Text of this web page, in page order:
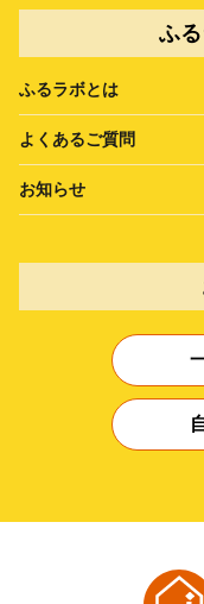
ふ
ふるラボとは
よくあるご質問
お知らせ